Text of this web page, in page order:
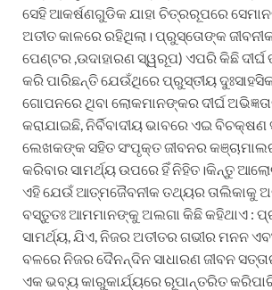
ସେହି ଆକର୍ଷଣଗୁଡିକ ଯାହା ଚିତ୍ରରୂପରେ
ଅତୀତ କାଳରେ ରହିଥିଲା। ପ୍ରୁସ୍ତୋଙ୍କ
ପେଣ୍ଟର ,ଉଦାହାରଣ ସ୍ୱରୂପ) ଏପରି କିଛି ଦୀର୍ଘ
କରି ପାରିଛନ୍ତି ଯେଉଁଥିରେ ପ୍ରୁସ୍ତୀୟ ଦୁଃସାହସିକ
ଗୋପନରେ ଥିବା ଲୋକମାନଙ୍କର ଦୀର୍ଘ
କରାଯାଇଛି, ନିର୍ବିବାଦୀୟ ଭାବରେ ଏଇ ବିଚକ୍ଷଣ
ଲେଖକଙ୍କ ସହିତ ସଂପୃକ୍ତ ଜୀବନର
କରିବାର ସାମର୍ଥ୍ୟ ଉପରେ ହିଁ ନିହିତ।କିନ୍ତୁ
ଏହି ଯେଉଁ ଆତ୍ମଜୈବନୀକ ତଥ୍ୟର ତାଲିକାକୁ
ବସ୍ତୁତଃ ଆମମାନଙ୍କୁ ଅଲଗା କିଛି କହିଥାଏ :
ସାମର୍ଥ୍ୟ, ଯିଏ, ନିଜର ଅତୀତର ଗଭୀର ମନନ
ବଳରେ ନିଜର ଦୈନନ୍ଦିନ ସାଧାରଣ ଜୀବନ
ଏକ ଭବ୍ୟ କାରୁକାର୍ଯ୍ୟରେ ରୂପାନ୍ତରିତ